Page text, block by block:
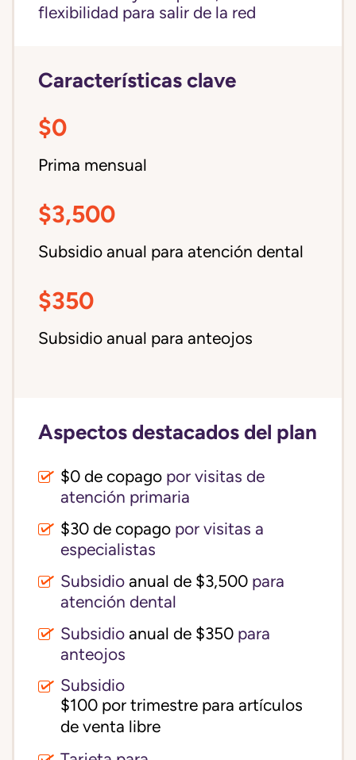
flexibilidad para salir de la red
Características clave
$0
Prima mensual
$3,500
Subsidio anual para atención dental
$350
Subsidio anual para anteojos
Aspectos destacados del plan
$0 de copago por visitas de
atención primaria
$30 de copago por visitas a
especialistas
Subsidio anual de $3,500 para
atención dental
Subsidio anual de $350 para
anteojos
Subsidio
$100 por trimestre para artículos
de venta libre